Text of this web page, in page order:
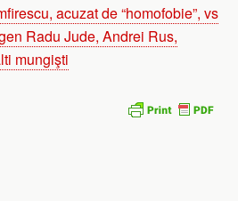
acuzat de “homofobie”, vs
Radu Jude, Andrei Rus,
mungişti